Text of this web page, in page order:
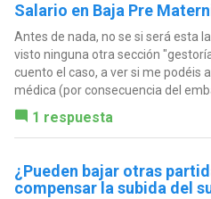
Salario en Baja Pre
Antes de nada, no se si será esta
visto ninguna otra sección
cuento el caso, a ver si me podéis
médica (por consecuencia del
1 respuesta
¿Pueden bajar otras
compensar la subida del